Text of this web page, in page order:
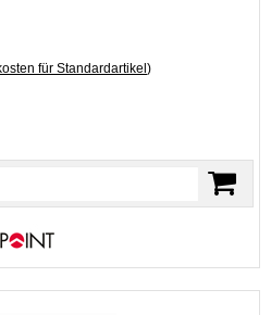
für Standardartikel )